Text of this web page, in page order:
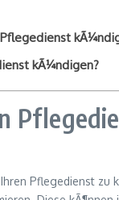
kÃ¼ndigen?
Pflegedienst